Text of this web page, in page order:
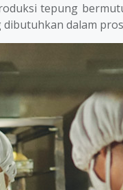
tepung
dalam